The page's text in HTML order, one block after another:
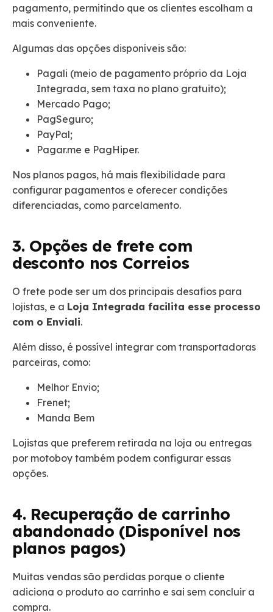
pagamento, permitindo que os clientes escolham a
mais conveniente.
Algumas das opções disponíveis são:
Pagali (meio de pagamento próprio da Loja
Integrada, sem taxa no plano gratuito);
Mercado Pago;
PagSeguro;
PayPal;
Pagar.me e PagHiper.
Nos planos pagos, há mais flexibilidade para
configurar pagamentos e oferecer condições
diferenciadas, como parcelamento.
3. Opções de frete com
desconto nos Correios
O frete pode ser um dos principais desafios para
lojistas, e a Loja Integrada facilita esse processo
com o Enviali.
Além disso, é possível integrar com transportadoras
parceiras, como:
Melhor Envio;
Frenet;
Manda Bem
Lojistas que preferem retirada na loja ou entregas
por motoboy também podem configurar essas
opções.
4. Recuperação de carrinho
abandonado (Disponível nos
planos pagos)
Muitas vendas são perdidas porque o cliente
adiciona o produto ao carrinho e sai sem concluir a
compra.